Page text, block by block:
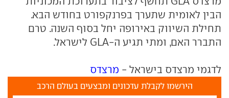
הבין לאומית שתערך בפרנקפורט בחודש הבא.
תחילת השיווק באירופה יחל בסוף השנה. טרם
התברר האם, ומתי תגיע ה-GLA לישראל.
לדגמי מרצדס בישראל - מרצדס
הירשמו לקבלת עדכונים ומבצעים בעולם הרכב